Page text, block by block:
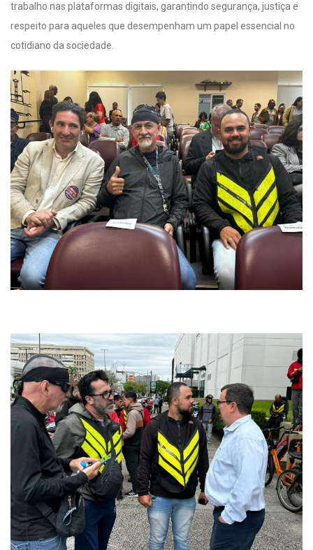
trabalho nas plataformas digitais, garantindo segurança, justiça e
respeito para aqueles que desempenham um papel essencial no
cotidiano da sociedade.